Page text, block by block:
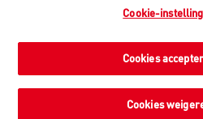
Cookiemelding
Cookie-
Cookie-
Cookies
Cookies